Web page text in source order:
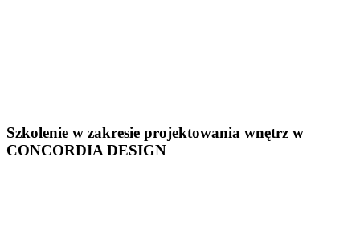
Szkolenie w zakresie projektowania wnętrz w
CONCORDIA DESIGN